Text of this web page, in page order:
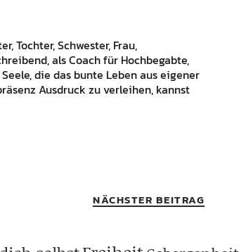
Tochter, Schwester, Frau,
als Coach für Hochbegabte,
die das bunte Leben aus eigener
Ausdruck zu verleihen, kannst
NÄCHSTER BEITRAG